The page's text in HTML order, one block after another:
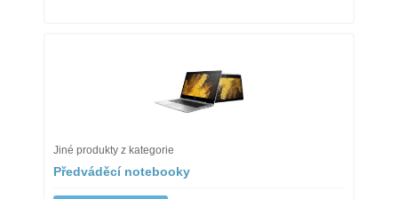
Jiné produkty z kategorie
Předváděcí notebooky